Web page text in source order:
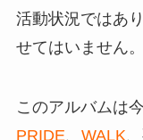
活動状況ではあ
せてはいません。
このアルバムは
PRIDE、 WALK